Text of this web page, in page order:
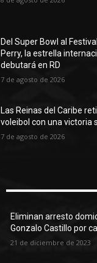
Del Super Bowl al
Perry, la estrella
debutará en RD
7 de agosto de 2026
Las Reinas del Caribe
voleibol con una victoria
7 de agosto de 2026
Eliminan arresto
Gonzalo Castillo por
21 de diciembre de 2023